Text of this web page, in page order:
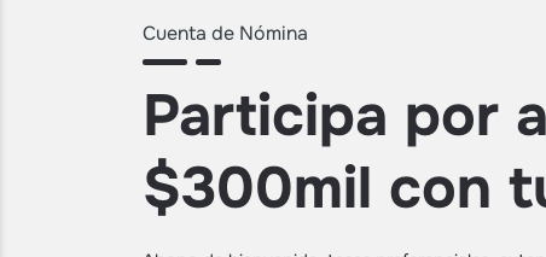
Cuenta de Nómina
Participa por
$300mil con